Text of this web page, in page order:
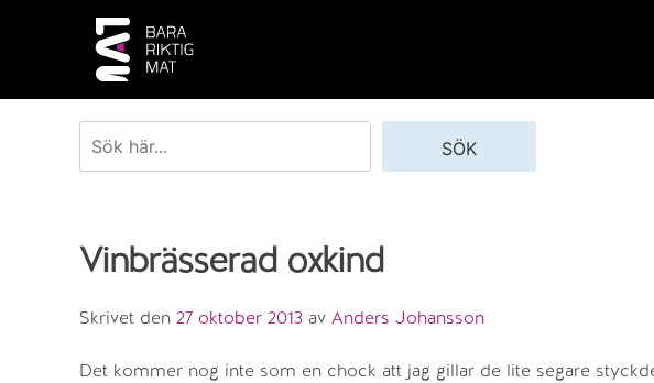
SÖK
Vinbrässerad oxkind
Skrivet den 27 oktober 2013 av Anders Johansson
Det kommer nog inte som en chock att jag gillar de lite segare